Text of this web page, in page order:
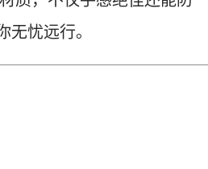
忧远行。